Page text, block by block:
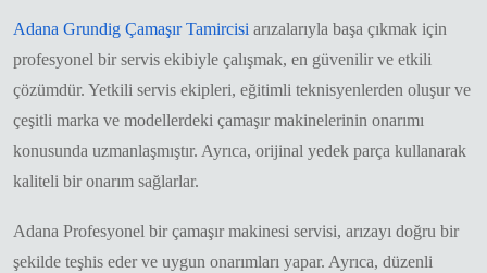
Adana Grundig Çamaşır Tamircisi arızalarıyla başa çıkmak için
profesyonel bir servis ekibiyle çalışmak, en güvenilir ve etkili
çözümdür. Yetkili servis ekipleri, eğitimli teknisyenlerden oluşur ve
çeşitli marka ve modellerdeki çamaşır makinelerinin onarımı
konusunda uzmanlaşmıştır. Ayrıca, orijinal yedek parça kullanarak
kaliteli bir onarım sağlarlar.
Adana Profesyonel bir çamaşır makinesi servisi, arızayı doğru bir
şekilde teşhis eder ve uygun onarımları yapar. Ayrıca, düzenli